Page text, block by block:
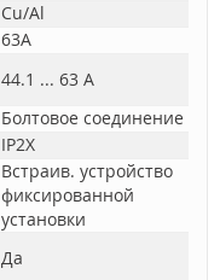
Cu/Al
63A
44.1 ... 63 А
Болтовое соединение
IP2X
Встраив. устройство
фиксированной
установки
Да